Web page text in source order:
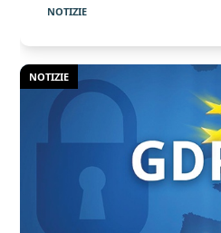
NOTIZIE
NOTIZIE